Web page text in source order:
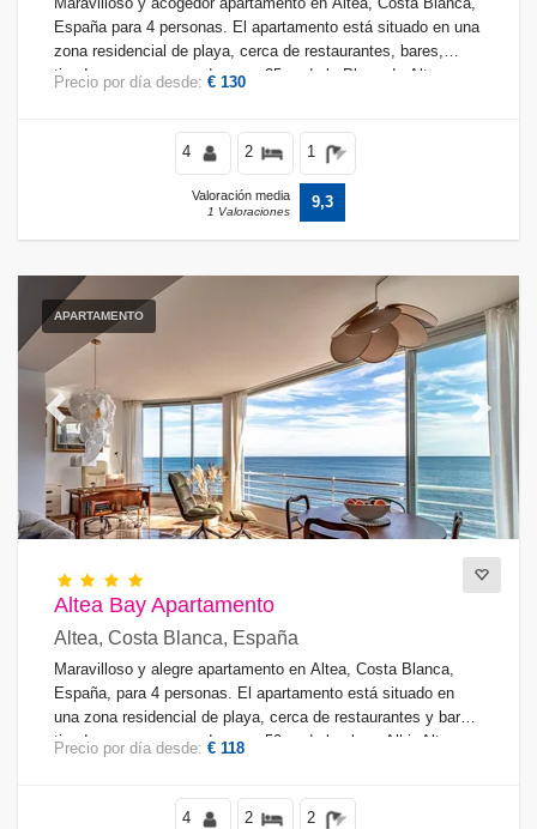
Vistas al mar
Wi-Fi
Piscina (46)
Aire acondicionado
Mascotas admitidas (22)
Jacuzzi (3)
Piscina privada (30)
Piscina climatizada (10)
Sauna (1)
Condiciones
Opciones
Maravilloso y acogedor apartamento en Altea, Costa Blanca,
España para 4 personas. El apartamento está situado en una
zona residencial de playa, cerca de restaurantes, bares,
tiendas y supermercados, y a 25 m de la Playa de Altea.
Precio por día desde: € 130
4 2 1
Valoración media
1 Valoraciones
9,3
APARTAMENTO
Previous Next
Altea Bay Apartamento
Altea, Costa Blanca, España
Maravilloso y alegre apartamento en Altea, Costa Blanca,
España, para 4 personas. El apartamento está situado en
una zona residencial de playa, cerca de restaurantes y bares,
tiendas y supermercados, y a 50 m de la playa Albir-Altea.
Precio por día desde: € 118
4 2 2